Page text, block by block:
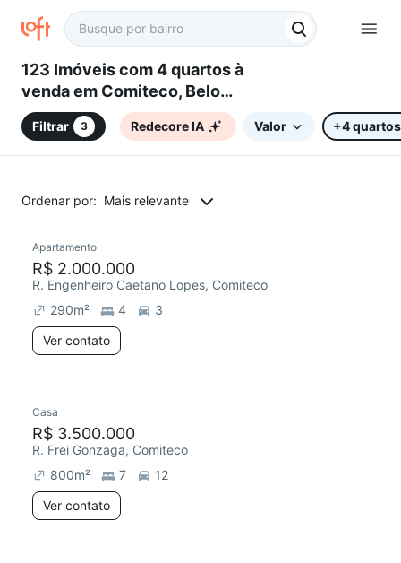
123 Imóveis com 4 quartos à
venda em Comiteco, Belo
Horizonte, MG
Filtrar 3 Redecore IA Valor +4 quartos
Ordenar por: Mais relevante
Redecorar
Apartamento
R$ 2.000.000
R. Engenheiro Caetano Lopes, Comiteco
290m² 4
3
Ver contato
Casa
R$ 3.500.000
R. Frei Gonzaga, Comiteco
800m² 7
12
Ver contato